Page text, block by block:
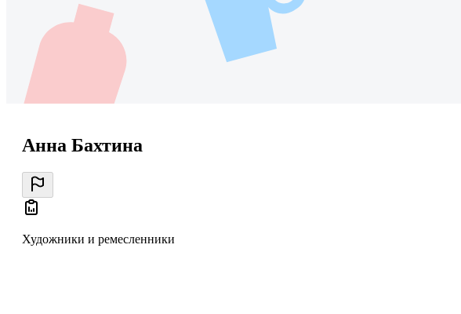
Анна Бахтина
Художники и ремесленники